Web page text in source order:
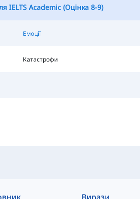
IELTS Academic (Оцінка 8-9)
Емоції
Катастрофи